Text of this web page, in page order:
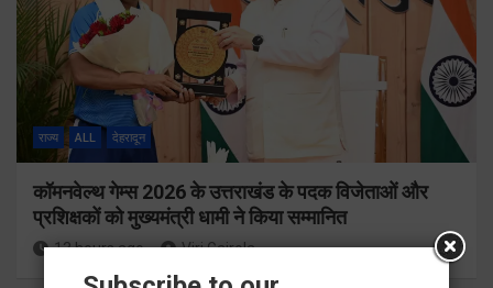
राज्य ALL देहरादून
कॉमनवेल्थ गेम्स 2026 के उत्तराखंड के पदक विजेताओं और
प्रशिक्षकों को मुख्यमंत्री धामी ने किया सम्मानित
13 hours ago Viri Gairola